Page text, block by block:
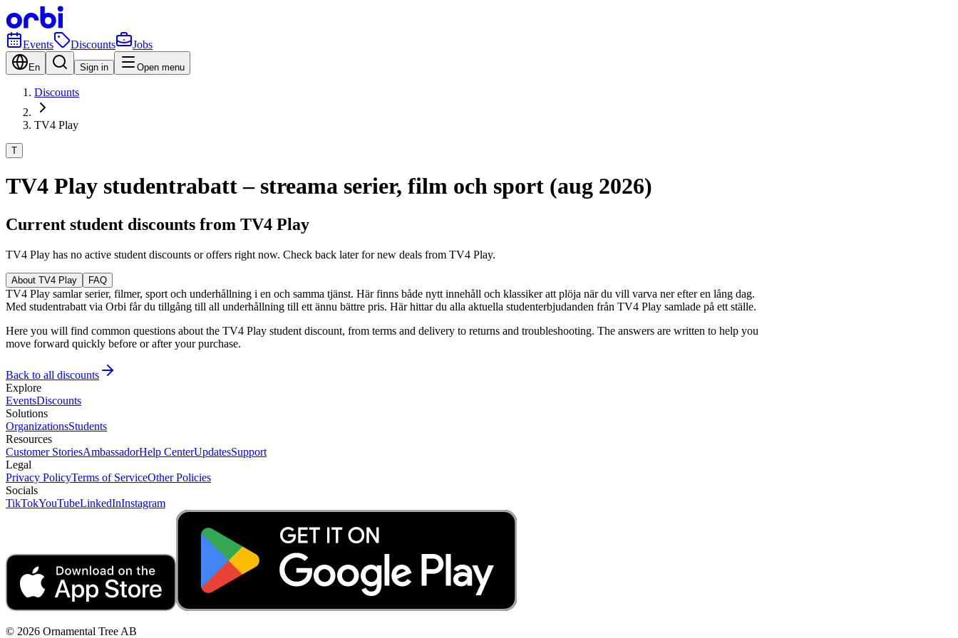
Events Discounts Jobs
En Sign in Open menu
Discounts
TV4 Play
T
TV4 Play studentrabatt – streama serier, film och sport (aug 2026)
Current student discounts from TV4 Play
TV4 Play has no active student discounts or offers right now. Check back later for new deals from TV4 Play.
About TV4 Play FAQ
TV4 Play samlar serier, filmer, sport och underhållning i en och samma tjänst. Här finns både nytt innehåll och klassiker att plöja när du vill varva ner efter en lång dag.
Med studentrabatt via Orbi får du tillgång till all underhållning till ett ännu bättre pris. Här hittar du alla aktuella studenterbjudanden från TV4 Play samlade på ett ställe.
Here you will find common questions about the TV4 Play student discount, from terms and delivery to returns and troubleshooting. The answers are written to help you
move forward quickly before or after your purchase.
Back to all discounts
Explore
EventsDiscounts
Solutions
OrganizationsStudents
Resources
Customer StoriesAmbassadorHelp CenterUpdatesSupport
Legal
Privacy PolicyTerms of ServiceOther Policies
Socials
TikTokYouTubeLinkedInInstagram
© 2026 Ornamental Tree AB